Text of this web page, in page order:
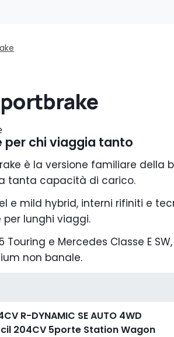
per chi viaggia tanto
è la versione familiare della
tanta capacità di carico.
e mild hybrid, interni rifiniti e
lunghi viaggi.
Touring e Mercedes Classe E
non banale.
R-DYNAMIC SE AUTO 4WD
204CV 5porte Station Wagon